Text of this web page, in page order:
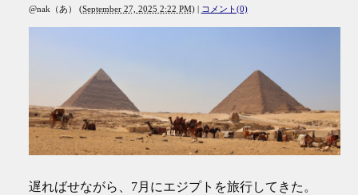
@nak（あ） (September 27, 2025 2:22 PM) | コメント(0)
遅ればせながら、7月にエジプトを旅行してきた。